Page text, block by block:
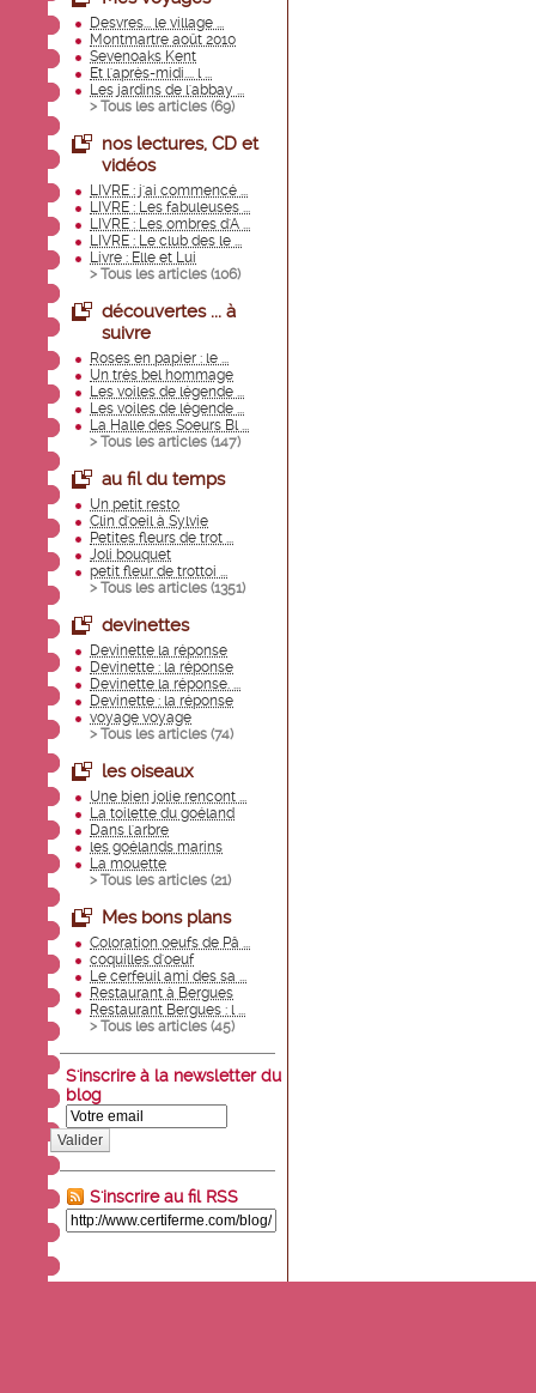
Desvres... le village ...
Montmartre août 2010
Sevenoaks Kent
Et l'après-midi.... l ...
Les jardins de l'abbay ...
> Tous les articles (69)
nos lectures, CD et
vidéos
LIVRE : j'ai commencé ...
LIVRE : Les fabuleuses ...
LIVRE : Les ombres d'A ...
LIVRE : Le club des le ...
Livre : Elle et Lui
> Tous les articles (106)
découvertes ... à
suivre
Roses en papier : le ...
Un très bel hommage
Les voiles de légende ...
Les voiles de légende ...
La Halle des Soeurs Bl ...
> Tous les articles (147)
au fil du temps
Un petit resto
Clin d'oeil à Sylvie
Petites fleurs de trot ...
Joli bouquet
petit fleur de trottoi ...
> Tous les articles (1351)
devinettes
Devinette la réponse
Devinette : la réponse
Devinette la réponse. ...
Devinette : la réponse
voyage voyage
> Tous les articles (74)
les oiseaux
Une bien jolie rencont ...
La toilette du goéland
Dans l'arbre
les goélands marins
La mouette
> Tous les articles (21)
Mes bons plans
Coloration oeufs de Pâ ...
coquilles d'oeuf
Le cerfeuil ami des sa ...
Restaurant à Bergues
Restaurant Bergues : l ...
> Tous les articles (45)
S'inscrire à la newsletter du
blog
Valider
S'inscrire au fil RSS